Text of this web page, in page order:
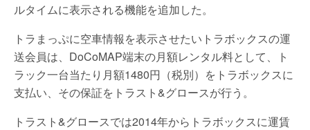
ルタイムに表示される機能を追加した。
トラまっぷに空車情報を表示させたいトラボックスの運
送会員は、DoCoMAP端末の月額レンタル料として、ト
ラック一台当たり月額1480円（税別）をトラボックスに
支払い、その保証をトラスト&グロースが行う。
トラスト&グロースでは2014年からトラボックスに運賃